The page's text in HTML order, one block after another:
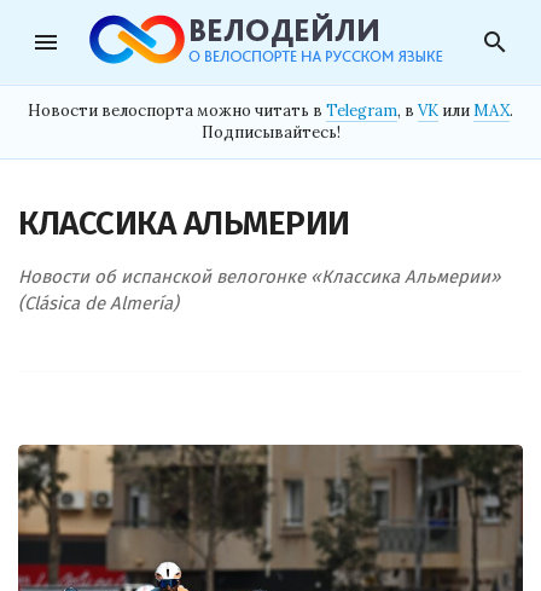
menu search
Новости велоспорта можно читать в Telegram, в VK илиMAX.
Подписывайтесь!
КЛАССИКА АЛЬМЕРИИ
Новости об испанской велогонке «Классика Альмерии»
(Clásica de Almería)